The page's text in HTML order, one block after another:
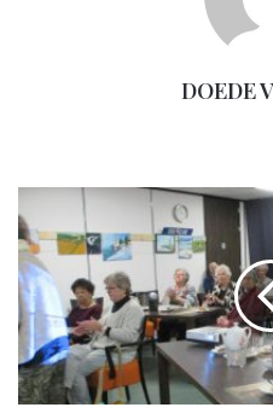
DOEDE
Ouderensocieteit
‘De
Remise’